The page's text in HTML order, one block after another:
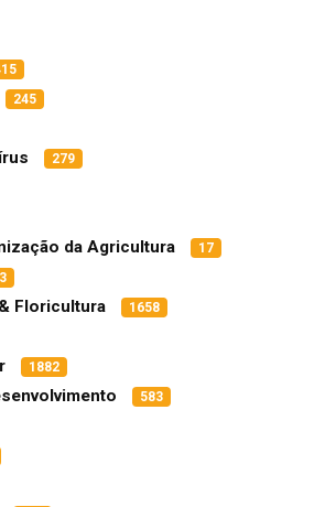
245
279
da Agricultura 17
Floricultura 1658
1882
583